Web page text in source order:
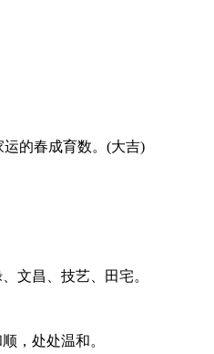
的春成育数。(大吉)
昌、技艺、田宅。
，处处温和。